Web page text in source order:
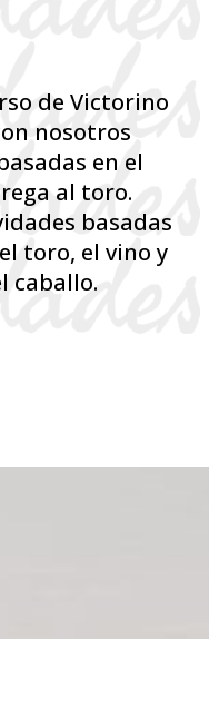
de Victorino
nosotros
en el
al toro.
basadas
toro, el vino y
caballo.